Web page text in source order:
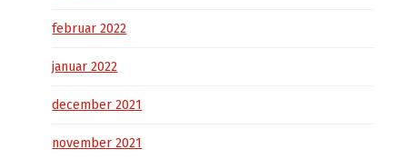
februar 2022
januar 2022
december 2021
november 2021